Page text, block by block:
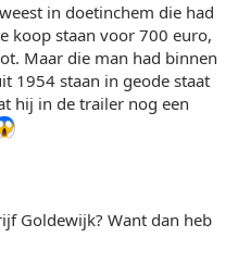
in doetinchem die had
koop staan voor 700 euro,
Maar die man had binnen
1954 staan in geode staat
hij in de trailer nog een
Goldewijk? Want dan heb